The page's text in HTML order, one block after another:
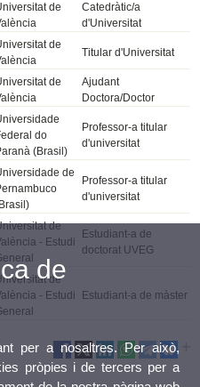
de
Catedràtic/a
d'Universitat
de
Titular d'Universitat
de
Ajudant
Doctora/Doctor
do
(Brasil)
Professor-a titular
d'universitat
de
Professor-a titular
d'universitat
de
- Estudi
Estudiant-a de
doctorat UVEG
de
- Estudi
Estudiant-a de màster
de
per a nosaltres. Per això,
pròpies i de tercers per a